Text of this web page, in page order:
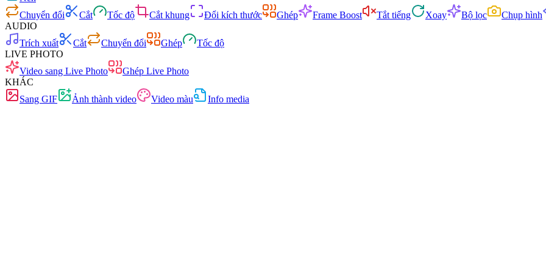
Chuyển đổi
Cắt Tốc độ Cắt khung Đổi kích thước Ghép Frame Boost Tắt tiếng Xoay Bộ lọc Chụp hình
AUDIO
Trích xuất
Cắt Chuyển đổi Ghép
Tốc độ
LIVE PHOTO
Video sang Live Photo
Ghép Live Photo
KHÁC
Sang GIF
Ảnh thành video Video màu
Info media